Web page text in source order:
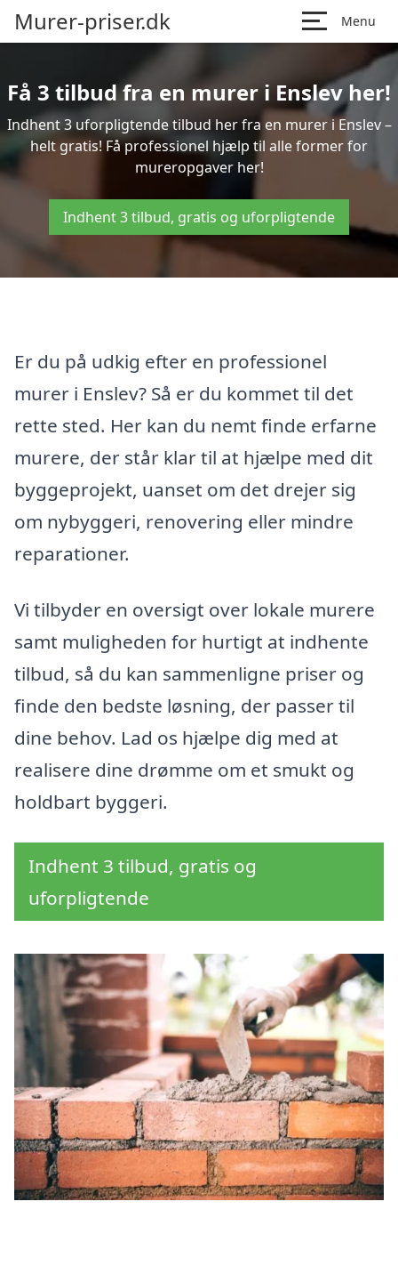
Murer-priser.dk Menu
Få 3 tilbud fra en murer i Enslev her!
Indhent 3 uforpligtende tilbud her fra en murer i Enslev –
helt gratis! Få professionel hjælp til alle former for
mureropgaver her!
Indhent 3 tilbud, gratis og uforpligtende
Er du på udkig efter en professionel
murer i Enslev? Så er du kommet til det
rette sted. Her kan du nemt finde erfarne
murere, der står klar til at hjælpe med dit
byggeprojekt, uanset om det drejer sig
om nybyggeri, renovering eller mindre
reparationer.
Vi tilbyder en oversigt over lokale murere
samt muligheden for hurtigt at indhente
tilbud, så du kan sammenligne priser og
finde den bedste løsning, der passer til
dine behov. Lad os hjælpe dig med at
realisere dine drømme om et smukt og
holdbart byggeri.
Indhent 3 tilbud, gratis og
uforpligtende